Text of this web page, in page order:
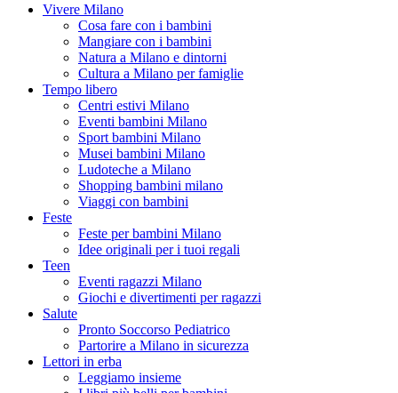
Vivere Milano
Cosa fare con i bambini
Mangiare con i bambini
Natura a Milano e dintorni
Cultura a Milano per famiglie
Tempo libero
Centri estivi Milano
Eventi bambini Milano
Sport bambini Milano
Musei bambini Milano
Ludoteche a Milano
Shopping bambini milano
Viaggi con bambini
Feste
Feste per bambini Milano
Idee originali per i tuoi regali
Teen
Eventi ragazzi Milano
Giochi e divertimenti per ragazzi
Salute
Pronto Soccorso Pediatrico
Partorire a Milano in sicurezza
Lettori in erba
Leggiamo insieme